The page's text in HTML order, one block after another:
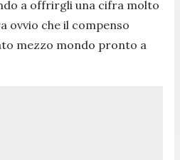
a offrirgli una cifra molto
ovvio che il compenso
mezzo mondo pronto a